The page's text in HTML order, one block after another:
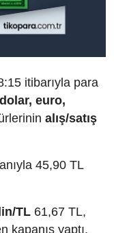
itibarıyla para
dolar, euro,
alış/satış
45,90 TL
TL 61,67 TL,
kapanış yaptı.